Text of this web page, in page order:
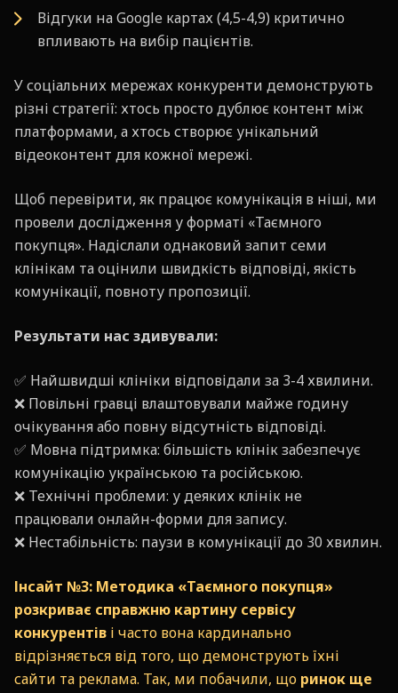
Відгуки на Google картах (4,5-4,9) критично
впливають на вибір пацієнтів.
У соціальних мережах конкуренти демонструють
різні стратегії: хтось просто дублює контент між
платформами, а хтось створює унікальний
відеоконтент для кожної мережі.
Щоб перевірити, як працює комунікація в ніші, ми
провели дослідження у форматі «Таємного
покупця». Надіслали однаковий запит семи
клінікам та оцінили швидкість відповіді, якість
комунікації, повноту пропозиції.
Результати нас здивували:
✅ Найшвидші клініки відповідали за 3-4 хвилини.
❌ Повільні гравці влаштовували майже годину
очікування або повну відсутність відповіді.
✅ Мовна підтримка: більшість клінік забезпечує
комунікацію українською та російською.
❌ Технічні проблеми: у деяких клінік не
працювали онлайн-форми для запису.
❌ Нестабільність: паузи в комунікації до 30 хвилин.
Інсайт №3: Методика «Таємного покупця»
розкриває справжню картину сервісу
конкурентів і часто вона кардинально
відрізняється від того, що демонструють їхні
сайти та реклама. Так, ми побачили, що ринок ще